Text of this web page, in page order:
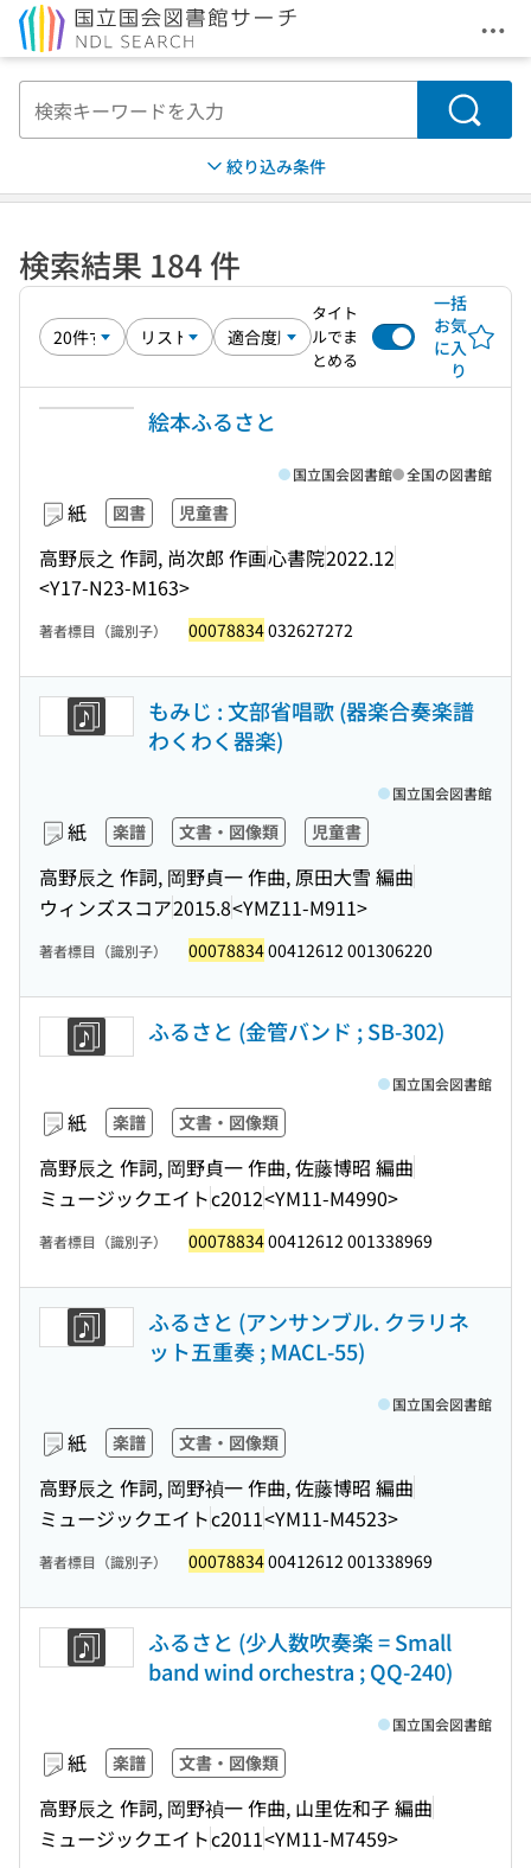
メ
検索
絞り込み条件
検索結果 184 件
タイト
ルでま
とめる
一括
お気
に入
り
絵本ふるさと
紙 図書 児童書
高野辰之 作詞, 尚次郎 作画心書院2022.12
<Y17-N23-M163>
国立国会図書館 全国の図書館
著者標目（識別子） 00078834032627272
もみじ : 文部省唱歌 (器楽合奏楽譜
わくわく器楽)
紙 楽譜 文書・図像類 児童書
高野辰之 作詞, 岡野貞一 作曲, 原田大雪 編曲
ウィンズスコア2015.8<YMZ11-M911>
国立国会図書館
著者標目（識別子） 0007883400412612 001306220
ふるさと (金管バンド ; SB-302)
紙 楽譜 文書・図像類
高野辰之 作詞, 岡野貞一 作曲, 佐藤博昭 編曲
ミュージックエイトc2012<YM11-M4990>
国立国会図書館
著者標目（識別子） 0007883400412612 001338969
ふるさと (アンサンブル. クラリネ
ット五重奏 ; MACL-55)
紙 楽譜 文書・図像類
高野辰之 作詞, 岡野禎一 作曲, 佐藤博昭 編曲
ミュージックエイトc2011<YM11-M4523>
国立国会図書館
著者標目（識別子） 0007883400412612 001338969
ふるさと (少人数吹奏楽 = Small
band wind orchestra ; QQ-240)
紙 楽譜 文書・図像類
高野辰之 作詞, 岡野禎一 作曲, 山里佐和子 編曲
ミュージックエイトc2011<YM11-M7459>
国立国会図書館